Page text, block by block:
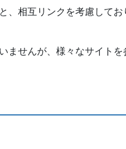
、相互リンクを考慮してお
ませんが、様々なサイトを